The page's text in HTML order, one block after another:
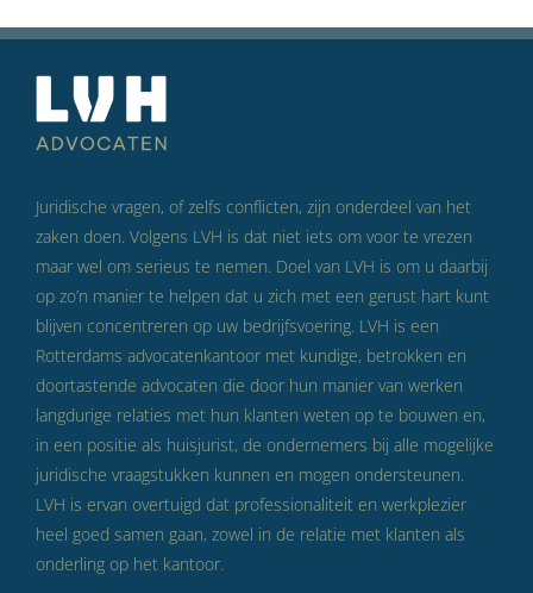
Juridische vragen, of zelfs conflicten, zijn onderdeel van het
zaken doen. Volgens LVH is dat niet iets om voor te vrezen
maar wel om serieus te nemen. Doel van LVH is om u daarbij
op zo’n manier te helpen dat u zich met een gerust hart kunt
blijven concentreren op uw bedrijfsvoering. LVH is een
Rotterdams advocatenkantoor met kundige, betrokken en
doortastende advocaten die door hun manier van werken
langdurige relaties met hun klanten weten op te bouwen en,
in een positie als huisjurist, de ondernemers bij alle mogelijke
juridische vraagstukken kunnen en mogen ondersteunen.
LVH is ervan overtuigd dat professionaliteit en werkplezier
heel goed samen gaan, zowel in de relatie met klanten als
onderling op het kantoor.